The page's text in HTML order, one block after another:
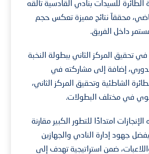
للسيدات بنادي القادسية تألقه
محققاََ نتائج مميزة تعكس حجم
داخل الفريق.
تحقيق المركز الثاني ببطولة النخبة
إضافة إلى مشاركته في
الشاطئية وتحقيق المركز الثاني،
في مختلف البطولات.
امتدادًا للتطور الكبير مقارنة
جهود إدارة النادي والجهازين
ضمن استراتيجية تهدف إلى